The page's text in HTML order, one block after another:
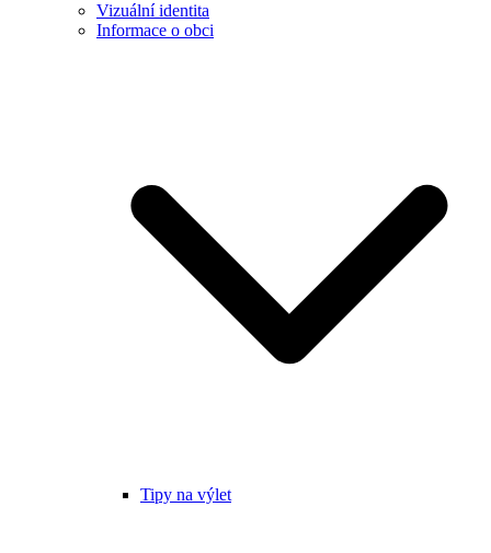
Vizuální identita
Informace o obci
Tipy na výlet